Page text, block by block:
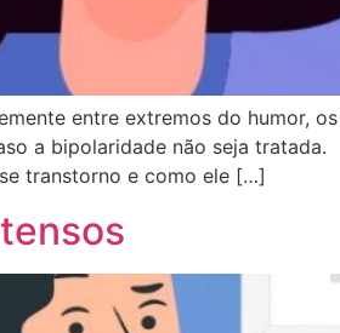
entre extremos do humor,
a bipolaridade não seja
transtorno e como ele […]